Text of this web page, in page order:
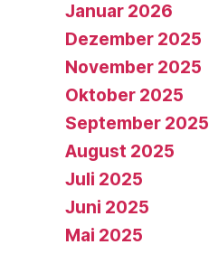
Januar 2026
Dezember 2025
November 2025
Oktober 2025
September 2025
August 2025
Juli 2025
Juni 2025
Mai 2025